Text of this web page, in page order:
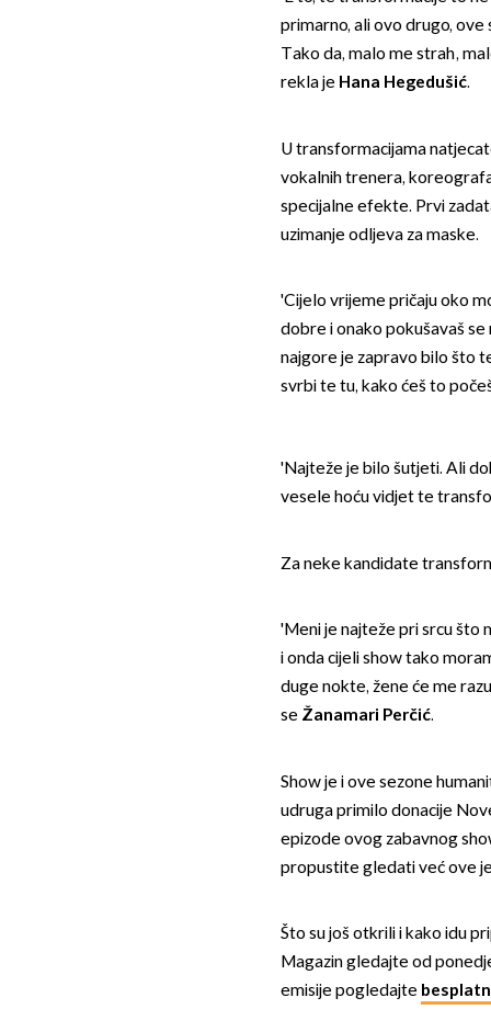
primarno, ali ovo drugo, ove
Tako da, malo me strah,
rekla je Hana Hegedušić.
U transformacijama
vokalnih trenera,
specijalne efekte. Prvi
uzimanje odljeva za maske.
'Cijelo vrijeme pričaju oko
dobre i onako pokušavaš se
najgore je zapravo bilo što
svrbi te tu, kako ćeš to
'Najteže je bilo šutjeti. Ali
vesele hoću vidjet te
Za neke kandidate
'Meni je najteže pri srcu što
i onda cijeli show tako
duge nokte, žene će me
se Žanamari Perčić.
Show je i ove sezone
udruga primilo donacije
epizode ovog zabavnog
propustite gledati već ove
Što su još otkrili i kako idu
Magazin gledajte od
emisije pogledajte